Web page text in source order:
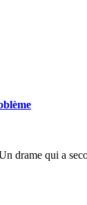
drame qui a